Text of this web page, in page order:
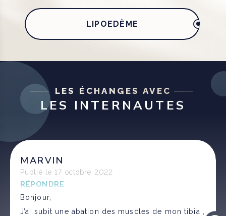
LIPOEDÈME
LES ÉCHANGES AVEC
LES INTERNAUTES
MARVIN
Publié le 17 octobre 2022
RÉPONDRE
Bonjour,
J’ai subit une abation des muscles de mon tibia ,